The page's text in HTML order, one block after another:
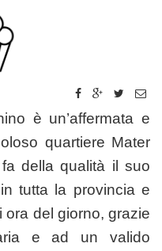
è un’affermata e
quartiere Mater
della qualità il suo
tutta la provincia e
del giorno, grazie
e ad un valido